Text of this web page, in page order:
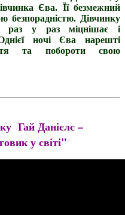
Єва. Її безмежний
безпорадністю. Дівчинку
раз у раз міцнішає і
ночі Єва нарешті
та побороти свою
Гай Данієлс –
у світі"